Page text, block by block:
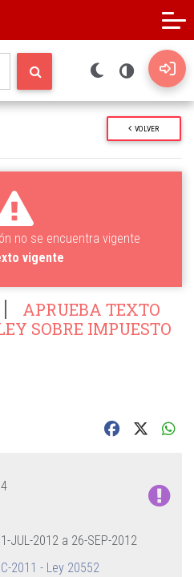
VOLVER
no se encuentra vigente
vigente
APRUEBA TEXTO
SOBRE IMPUESTO
JUL-2012 a 26-SEP-2012
2011 - Ley 20552